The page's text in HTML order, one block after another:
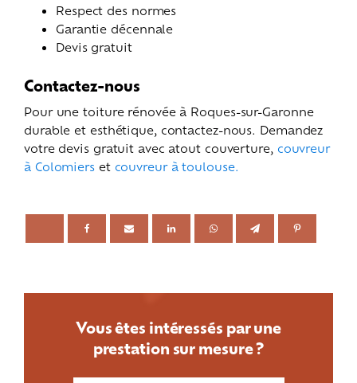
Respect des normes
Garantie décennale
Devis gratuit
Contactez-nous
Pour une toiture rénovée à Roques-sur-Garonne
durable et esthétique, contactez-nous. Demandez
votre devis gratuit avec atout couverture, couvreur
à Colomierset couvreur à toulouse.
Vous êtes intéressés par une
prestation sur mesure ?